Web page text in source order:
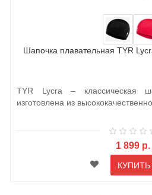
Шапочка плавательная TYR
TYR Lycra – классическая
изготовлена из
1 899 р.
КУПИТЬ